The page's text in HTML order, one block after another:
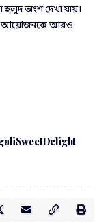
অংশ দেখা যায়।
আয়োজনকে আরও